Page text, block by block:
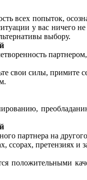
всех попыток,
у вас ничего
выбору.
свои силы, примите
партнера на
претензиях и
положительными